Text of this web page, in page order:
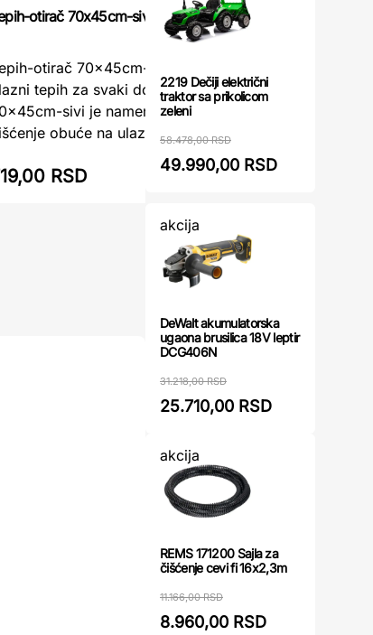
otirač 70x45cm-sivi
otirač 70x45cm-sivi – Praktičan
tepih za svaki domTepih-otirač
sivi je namenjen za efikasno
obuće na ulazu u kuću, stan ...
RSD
2219 Dečiji električni
traktor sa prikolicom
zeleni
58.478,00 RSD
49.990,00 RSD
akcija
DeWalt akumulatorska
ugaona brusilica 18V leptir
DCG406N
31.218,00 RSD
25.710,00 RSD
akcija
REMS 171200 Sajla za
čišćenje cevi fi 16x2,3m
11.166,00 RSD
8.960,00 RSD